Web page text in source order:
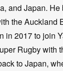
and Japan. He
the Auckland
in 2017 to join
Rugby with
to Japan,